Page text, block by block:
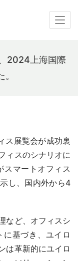
2024上海国際
ス展覧会が成功裏
ィスのシナリオに
スマートオフィス
し、国内外から4
など、オフィスシ
基づき、ユイロ
は革新的にユイロ